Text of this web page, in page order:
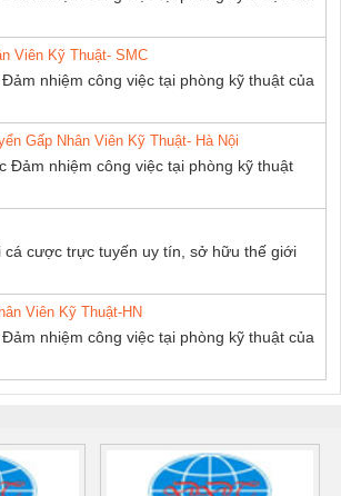
Viên Kỹ Thuật- SMC
nhiệm công việc tại phòng kỹ thuật của
Gấp Nhân Viên Kỹ Thuật- Hà Nội
Đảm nhiệm công việc tại phòng kỹ thuật
cá cược trực tuyến uy tín, sở hữu thế giới
Viên Kỹ Thuật-HN
nhiệm công việc tại phòng kỹ thuật của